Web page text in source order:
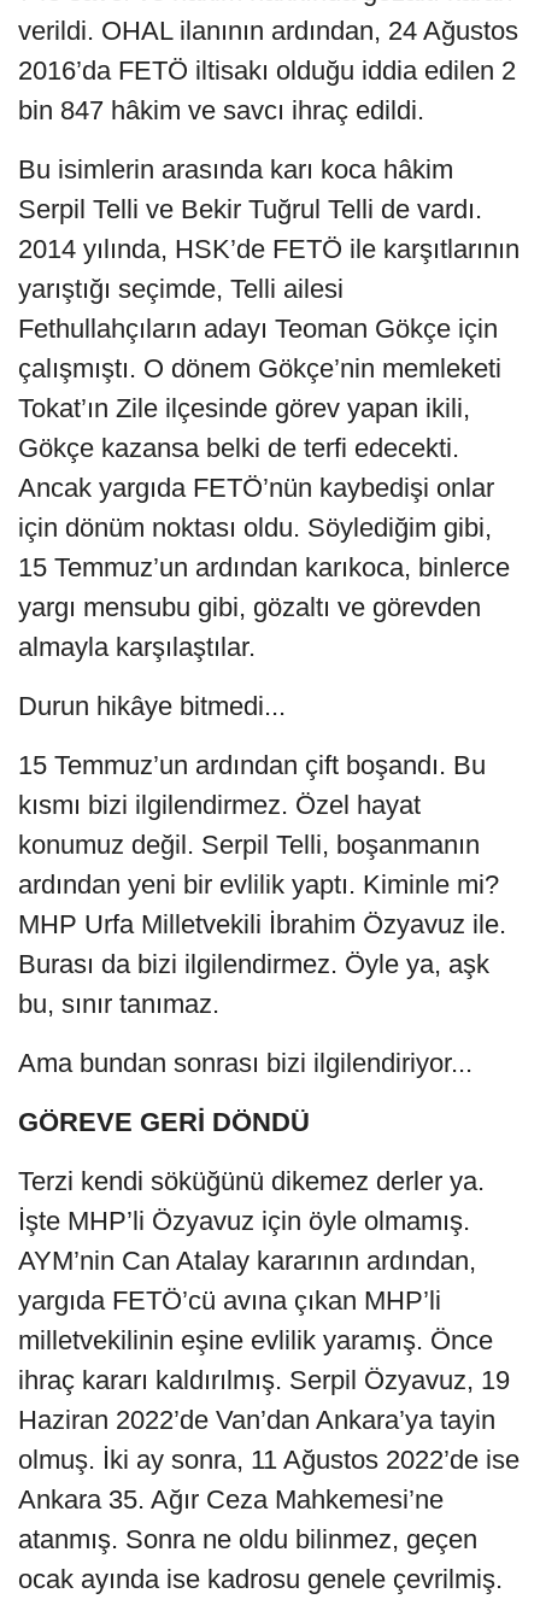
verildi. OHAL ilanının ardından, 24 Ağustos
2016’da FETÖ iltisakı olduğu iddia edilen 2
bin 847 hâkim ve savcı ihraç edildi.
Bu isimlerin arasında karı koca hâkim
Serpil Telli ve Bekir Tuğrul Telli de vardı.
2014 yılında, HSK’de FETÖ ile karşıtlarının
yarıştığı seçimde, Telli ailesi
Fethullahçıların adayı Teoman Gökçe için
çalışmıştı. O dönem Gökçe’nin memleketi
Tokat’ın Zile ilçesinde görev yapan ikili,
Gökçe kazansa belki de terfi edecekti.
Ancak yargıda FETÖ’nün kaybedişi onlar
için dönüm noktası oldu. Söylediğim gibi,
15 Temmuz’un ardından karıkoca, binlerce
yargı mensubu gibi, gözaltı ve görevden
almayla karşılaştılar.
Durun hikâye bitmedi...
15 Temmuz’un ardından çift boşandı. Bu
kısmı bizi ilgilendirmez. Özel hayat
konumuz değil. Serpil Telli, boşanmanın
ardından yeni bir evlilik yaptı. Kiminle mi?
MHP Urfa Milletvekili İbrahim Özyavuz ile.
Burası da bizi ilgilendirmez. Öyle ya, aşk
bu, sınır tanımaz.
Ama bundan sonrası bizi ilgilendiriyor...
GÖREVE GERİ DÖNDÜ
Terzi kendi söküğünü dikemez derler ya.
İşte MHP’li Özyavuz için öyle olmamış.
AYM’nin Can Atalay kararının ardından,
yargıda FETÖ’cü avına çıkan MHP’li
milletvekilinin eşine evlilik yaramış. Önce
ihraç kararı kaldırılmış. Serpil Özyavuz, 19
Haziran 2022’de Van’dan Ankara’ya tayin
olmuş. İki ay sonra, 11 Ağustos 2022’de ise
Ankara 35. Ağır Ceza Mahkemesi’ne
atanmış. Sonra ne oldu bilinmez, geçen
ocak ayında ise kadrosu genele çevrilmiş.